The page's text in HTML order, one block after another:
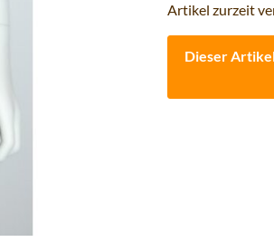
Artikel zurzeit
Dieser